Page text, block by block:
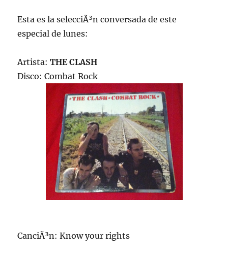
Esta es la selecciÃ³n conversada de este
especial de lunes:
Artista:THE CLASH
Disco: Combat Rock
CanciÃ³n: Know your rights